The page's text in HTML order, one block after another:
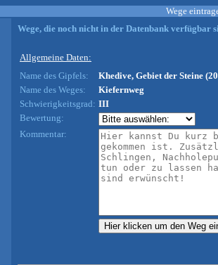
Wege
Wege, die noch nicht in der Datenbank verfügbar
Allgemeine Daten:
Name des Gipfels:
Khedive, Gebiet der Steine
Name des Weges:
Kiefernweg
Schwierigkeitsgrad: III
Bewertung:
Kommentar: